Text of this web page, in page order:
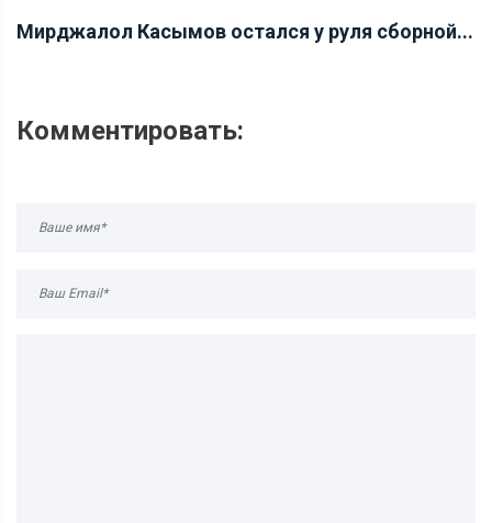
Мирджалол Касымов остался у руля сборной...
Комментировать: